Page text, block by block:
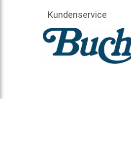
Kundenservice